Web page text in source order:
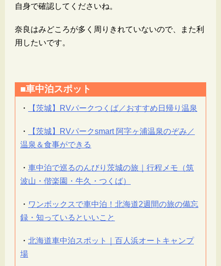
自身で確認してくださいね。
奈良はみどころが多く周りきれていないので、また利
用したいです。
■車中泊スポット
・ 【茨城】RVパークつくば／おすすめ日帰り温泉
・
【茨城】RVパークsmart 阿字ヶ浦温泉のぞみ／
温泉＆食事ができる
・ 車中泊で巡るのんびり茨城の旅｜行程メモ（筑
波山・偕楽園・牛久・つくば）
・ ワンボックスで車中泊！北海道2週間の旅の備忘
録・知っているといいこと
・ 北海道車中泊スポット｜百人浜オートキャンプ
場